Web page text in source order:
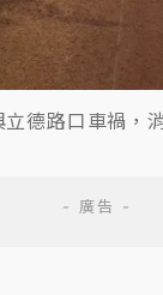
德路口車禍，